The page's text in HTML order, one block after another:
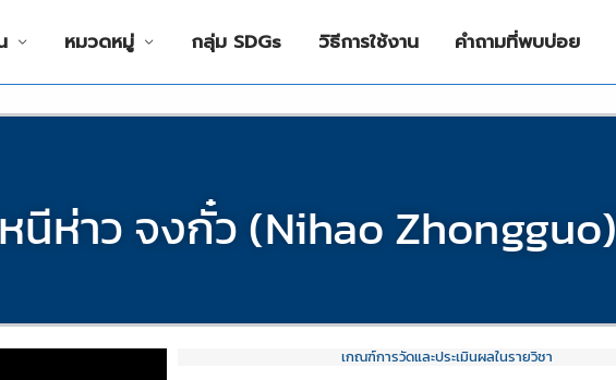
หมวดหมู่ กลุ่ม SDGs วิธีการใช้งาน คำถามที่พบบ่อย
หนีห่าว จงกั๋ว (Nihao Zhongguo)
เกณฑ์การวัดและประเมินผลในรายวิชา